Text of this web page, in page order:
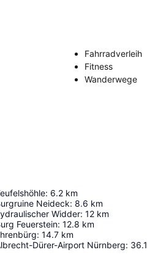
Fahrradverleih
Fitness
Wanderwege
: 6.2 km
Neideck: 8.6 km
Widder: 12 km
Feuerstein: 12.8 km
: 14.7 km
Dürer-Airport Nürnberg: 36.1